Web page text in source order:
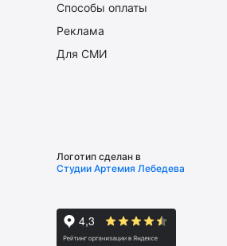
Способы оплаты
Реклама
Для СМИ
Логотип сделан в
Студии Артемия Лебедева